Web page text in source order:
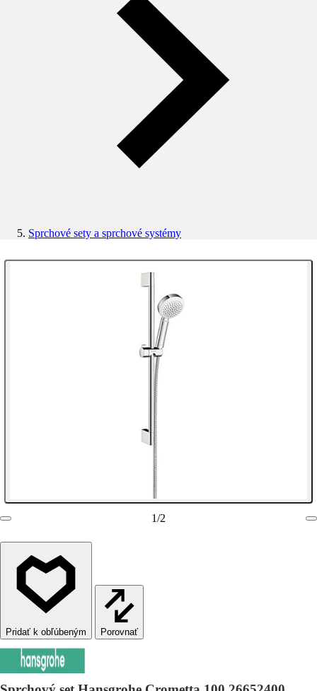
Sprchové sety a sprchové systémy
1/2
Porovnať